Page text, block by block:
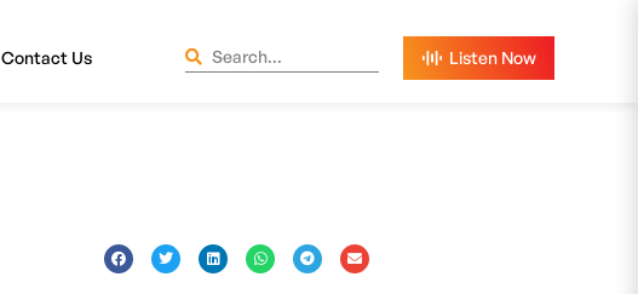
Contact Us